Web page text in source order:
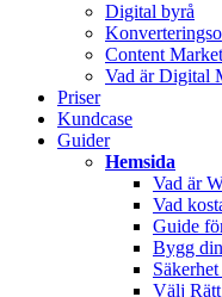
Digital byrå
Content
Vad är Digital
Priser
Kundcase
Guider
Hemsida
Vad är
Vad
Guide
Bygg
Välj